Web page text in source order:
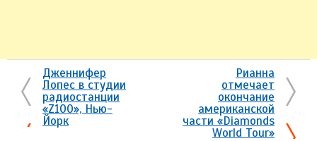
Дженнифер
Лопес в студии
радиостанции
«Z100», Нью-
Йорк
Рианна
отмечает
окончание
американской
части «Diamonds
World Tour»